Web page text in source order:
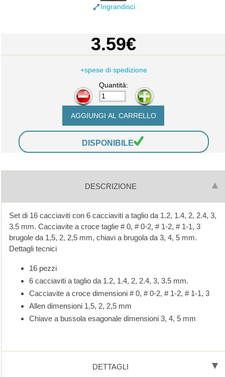
Ingrandisci
3.59€
+spese di spedizione
Quantità:
-
+
DISPONIBILE
DESCRIZIONE
Set di 16 cacciaviti con 6 cacciaviti a taglio da 1.2, 1.4, 2, 2.4, 3,
3.5 mm. Cacciavite a croce taglie # 0, # 0-2, # 1-2, # 1-1, 3
brugole da 1,5, 2, 2,5 mm, chiavi a brugola da 3, 4, 5 mm.
Dettagli tecnici
16 pezzi
6 cacciaviti a taglio da 1.2, 1.4, 2, 2.4, 3, 3.5 mm.
Cacciavite a croce dimensioni # 0, # 0-2, # 1-2, # 1-1, 3
Allen dimensioni 1,5, 2, 2,5 mm
Chiave a bussola esagonale dimensioni 3, 4, 5 mm
DETTAGLI